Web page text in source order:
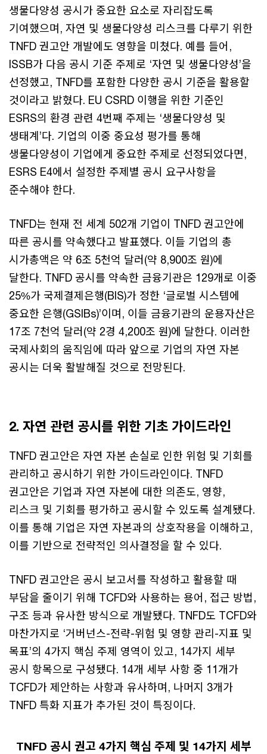
생물다양성 공시가 중요한 요소로 자리잡도록
기여했으며, 자연 및 생물다양성 리스크를 다루기 위한
TNFD 권고안 개발에도 영향을 미쳤다. 예를 들어,
ISSB가 다음 공시 기준 주제로 ‘자연 및 생물다양성’을
선정했고, TNFD를 포함한 다양한 공시 기준을 활용할
것이라고 밝혔다. EU CSRD 이행을 위한 기준인
ESRS의 환경 관련 4번째 주제는 ‘생물다양성 및
생태계’다. 기업의 이중 중요성 평가를 통해
생물다양성이 기업에게 중요한 주제로 선정되었다면,
ESRS E4에서 설정한 주제별 공시 요구사항을
준수해야 한다.
TNFD는 현재 전 세계 502개 기업이 TNFD 권고안에
따른 공시를 약속했다고 발표했다. 이들 기업의 총
시가총액은 약 6조 5천억 달러(약 8,900조 원)에
달한다. TNFD 공시를 약속한 금융기관은 129개로 이중
25%가 국제결제은행(BIS)가 정한 ‘글로벌 시스템에
중요한 은행(GSIBs)’이며, 이들 금융기관의 운용자산은
17조 7천억 달러(약 2경 4,200조 원)에 달한다. 이러한
국제사회의 움직임에 따라 앞으로 기업의 자연 자본
공시는 더욱 활발해질 것으로 전망된다.
2. 자연 관련 공시를 위한 기초 가이드라인
TNFD 권고안은 자연 자본 손실로 인한 위험 및 기회를
관리하고 공시하기 위한 가이드라인이다. TNFD
권고안은 기업과 자연 자본에 대한 의존도, 영향,
리스크 및 기회를 평가하고 공시할 수 있도록 설계됐다.
이를 통해 기업은 자연 자본과의 상호작용을 이해하고,
이를 기반으로 전략적인 의사결정을 할 수 있다.
TNFD 권고안은 공시 보고서를 작성하고 활용할 때
부담을 줄이기 위해 TCFD와 사용하는 용어, 접근 방법,
구조 등과 유사한 방식으로 개발됐다. TNFD도 TCFD와
마찬가지로 ‘거버넌스-전략-위험 및 영향 관리-지표 및
목표’의 4가지 핵심 주제 영역이 있고, 14가지 세부
공시 항목으로 구성됐다. 14개 세부 사항 중 11개가
TCFD가 제안하는 사항과 유사하며, 나머지 3개가
TNFD 특화 지표가 추가된 것이 특징이다.
TNFD 공시 권고 4가지 핵심 주제 및 14가지 세부